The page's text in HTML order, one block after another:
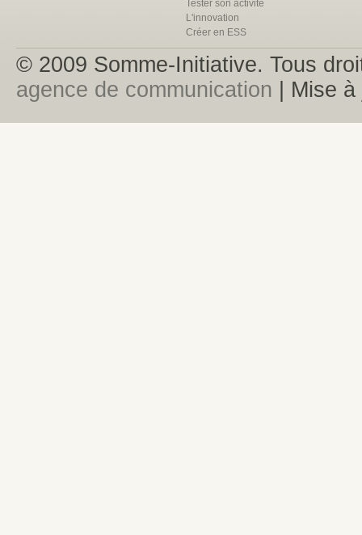
Tester son activité
L'innovation
Créer en ESS
© 2009 Somme-Initiative. Tous
agence de communication | Mise